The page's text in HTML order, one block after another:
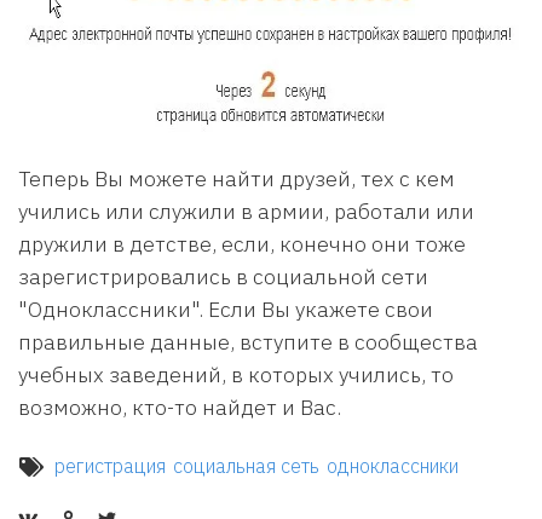
Теперь Вы можете найти друзей, тех с кем
учились или служили в армии, работали или
дружили в детстве, если, конечно они тоже
зарегистрировались в социальной сети
"Одноклассники". Если Вы укажете свои
правильные данные, вступите в сообщества
учебных заведений, в которых учились, то
возможно, кто-то найдет и Вас.
регистрация социальная сеть одноклассники